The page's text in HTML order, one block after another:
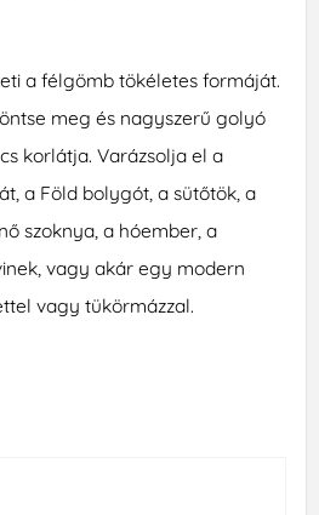
a félgömb tökéletes formáját.
meg és nagyszerű golyó
korlátja. Varázsolja el a
a Föld bolygót, a sütőtök, a
szoknya, a hóember, a
vagy akár egy modern
vagy tükörmázzal.